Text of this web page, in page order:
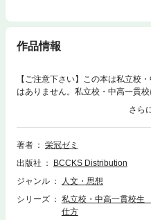
作品情報
【ご注意下さい】この本は私立校
はありません。私立校・中高一貫
けた、私立校・中高一貫校“学校内
の勉強、成績の取り方などを提案
高一貫校に通われていて、今の学
分の進級・進学を、進路を深く考
著者
栄冠ゼミ
出版社
BCCKS Distribution
ジャンル
人文・思想
シリーズ
私立校・中高一貫校生
仕方